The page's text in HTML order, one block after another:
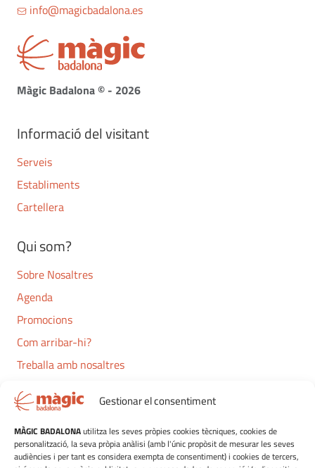
Gestionar el consentiment
MÀGIC BADALONAutilitza les seves pròpies cookies tècniques, cookies de
personalització, la seva pròpia anàlisi (amb l'únic propòsit de mesurar les seves
audiències i per tant es considera exempta de consentiment) i cookies de tercers,
info@magicbadalona.es
Màgic Badalona © - 2026
Informació del visitant
Serveis
Establiments
Cartellera
Qui som?
Sobre Nosaltres
Agenda
Promocions
Com arribar-hi?
Treballa amb nosaltres
Contacte
Navegació
Oci